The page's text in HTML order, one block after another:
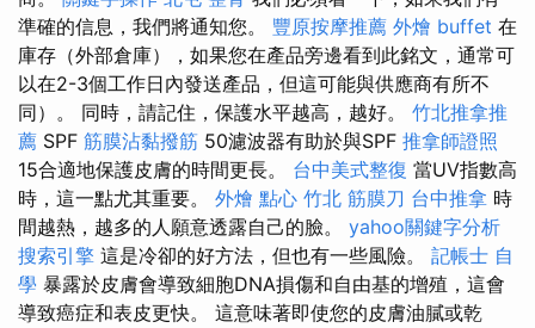
準確的信息，我們將通知您。 豐原按摩推薦 外燴 buffet 在
庫存（外部倉庫），如果您在產品旁邊看到此銘文，通常可
以在2-3個工作日內發送產品，但這可能與供應商有所不
同）。 同時，請記住，保護水平越高，越好。 竹北推拿推
薦 SPF 筋膜沾黏撥筋 50濾波器有助於與SPF 推拿師證照
15合適地保護皮膚的時間更長。 台中美式整復 當UV指數高
時，這一點尤其重要。 外燴 點心 竹北 筋膜刀 台中推拿 時
間越熱，越多的人願意透露自己的臉。 yahoo關鍵字分析
搜索引擎 這是冷卻的好方法，但也有一些風險。 記帳士 自
學 暴露於皮膚會導致細胞DNA損傷和自由基的增殖，這會
導致癌症和表皮更快。 這意味著即使您的皮膚油膩或乾